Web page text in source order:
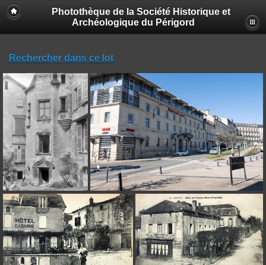
Photothèque de la Société Historique et
Archéologique du Périgord
Rechercher dans ce lot